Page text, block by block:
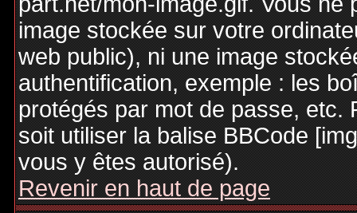
image stockée sur votre
web public), ni une image
authentification, exemple : les
protégés par mot de passe, etc.
soit utiliser la balise BBCode
vous y êtes autorisé).
Revenir en haut de page